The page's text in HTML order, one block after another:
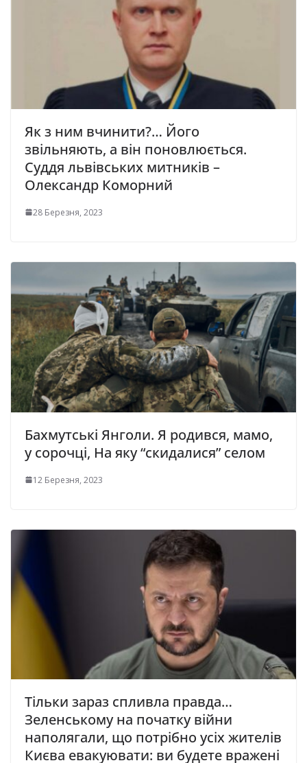
Як з ним вчинити?… Його
звільняють, а він поновлюється.
Суддя львівських митників –
Олександр Коморний
28 Березня, 2023
Бахмутські Янголи. Я родився, мамо,
у сорочці, На яку “скидалися” селом
12 Березня, 2023
Тільки зараз спливла правда…
Зеленському на початку війни
наполягали, що потрібно усіх жителів
Києва евакуювати: ви будете вражені